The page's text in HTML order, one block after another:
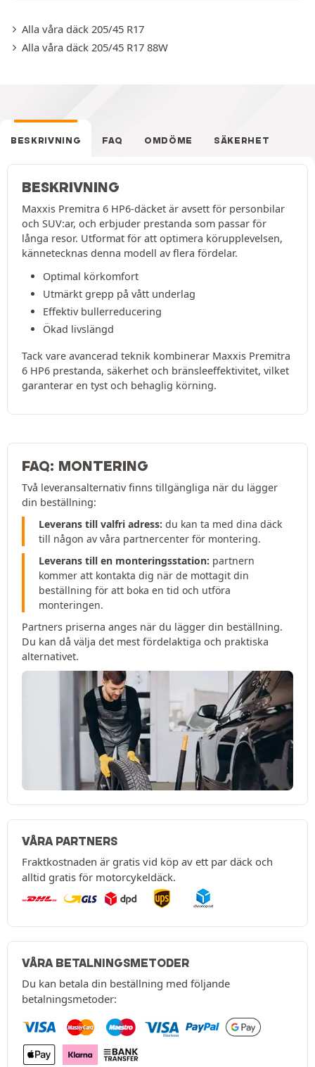
Alla våra däck 205/45 R17
Alla våra däck 205/45 R17 88W
BESKRIVNING FAQ OMDÖME SÄKERHET
BESKRIVNING
Maxxis Premitra 6 HP6-däcket är avsett för personbilar
och SUV:ar, och erbjuder prestanda som passar för
långa resor. Utformat för att optimera körupplevelsen,
kännetecknas denna modell av flera fördelar.
Optimal körkomfort
Utmärkt grepp på vått underlag
Effektiv bullerreducering
Ökad livslängd
Tack vare avancerad teknik kombinerar Maxxis Premitra
6 HP6 prestanda, säkerhet och bränsleeffektivitet, vilket
garanterar en tyst och behaglig körning.
FAQ: MONTERING
Två leveransalternativ finns tillgängliga när du lägger
din beställning:
Leverans till valfri adress: du kan ta med dina däck
till någon av våra partnercenter för montering.
Leverans till en monteringsstation: partnern
kommer att kontakta dig när de mottagit din
beställning för att boka en tid och utföra
monteringen.
Partners priserna anges när du lägger din beställning.
Du kan då välja det mest fördelaktiga och praktiska
alternativet.
VÅRA PARTNERS
Fraktkostnaden är gratis vid köp av ett par däck och
alltid gratis för motorcykeldäck.
VÅRA BETALNINGSMETODER
Du kan betala din beställning med följande
betalningsmetoder: